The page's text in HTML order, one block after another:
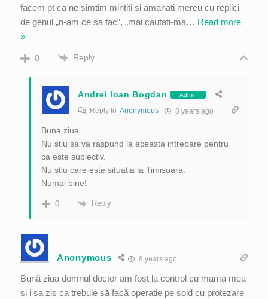
facem pt ca ne simtim mintiti si amanati mereu cu replici
de genul „n-am ce sa fac”, „mai cautati-ma… Read more
»
0 Reply
Andrei Ioan Bogdan Admin
Reply to Anonymous 8 years ago
Buna ziua.
Nu stiu sa va raspund la aceasta intrebare pentru
ca este subiectiv.
Nu stiu care este situatia la Timisoara.
Numai bine!
0 Reply
Anonymous 8 years ago
Bună ziua domnul doctor am fost la control cu mama mea
si i sa zis ca trebuie să facă operatie pe sold cu protezare